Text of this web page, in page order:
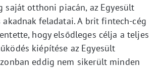
saját otthoni piacán, az Egyesült
akadnak feladatai. A brit fintech-cég
hogy elsődleges célja a teljes
kiépítése az Egyesült
eddig nem sikerült minden